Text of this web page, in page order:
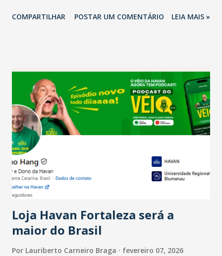
relação ao último trimestre deste ano, 56% também
confraternizações de fim de ano e pelo pagamento do 13º
Salário para um número maior de trabalhadores, já que o
país tem a menor taxa de desemprego dos anos recentes.
Ainda segundo a Pesquisa, em novembro de 2025, 40% dos
bares e restaurantes operaram com lucro e outros 40%
registraram equilíbrio financeiro. Já o percentual de
estabelecimentos no prejuízo ficou em 19%, pouco abaixo
do observado no mês anterior. Outros 1% não existiam em
novembro. Em relação a outubro, o faturamento também
COMPARTILHAR POSTAR UM COMENTÁRIO LEIA MAIS »
Loja Havan Fortaleza será a
maior do Brasil
Por Lauriberto Carneiro Braga fevereiro 07, 2026